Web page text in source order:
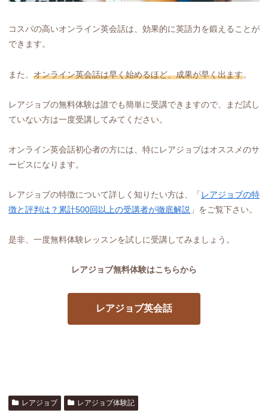
コスパの高いオンライン英会話は、効果的に英語力を鍛えることが
できます。
また、 オンライン英会話は早く始めるほど、成果が早く出ます。
レアジョブの無料体験は誰でも簡単に受講できますので、まだ試し
ていない方は一度受講してみてください。
オンライン英会話初心者の方には、特にレアジョブはオススメのサ
ービスになります。
レアジョブの特徴について詳しく知りたい方は、「 レアジョブの特
徴と評判は？累計500回以上の受講者が徹底解説 」をご覧下さい。
是非、一度無料体験レッスンを試しに受講してみましょう。
レアジョブ無料体験はこちらから
レアジョブ英会話
レアジョブ レアジョブ体験記